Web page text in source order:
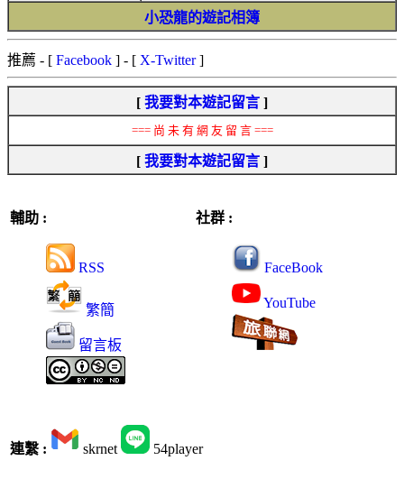
小恐龍的遊記相簿
推薦 - [ Facebook ] - [ X-Twitter]
[ 我要對本遊記留言 ]
=== 尚 未 有 網 友 留 言 ===
[ 我要對本遊記留言 ]
輔助 :
RSS
繁簡
留言板
社群 :
FaceBook
YouTube
連繫 : skrnet 54player